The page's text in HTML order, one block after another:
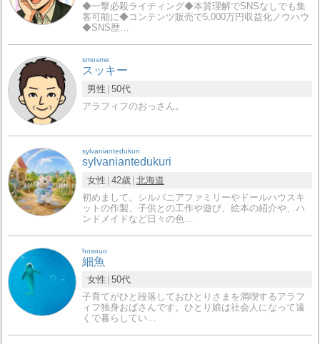
◆一撃必殺ライティング◆本質理解でSNSなしでも集
客可能に◆コンテンツ販売で5,000万円収益化ノウハウ
◆SNS歴…
smosme
スッキー
男性 50代
アラフィフのおっさん。
sylvaniantedukuri
sylvaniantedukuri
女性 42歳 北海道
初めまして。シルバニアファミリーやドールハウスキ
ットの作製、子供との工作や遊び、絵本の紹介や、ハ
ンドメイドなど日々の色…
hosouo
細魚
女性 50代
子育てがひと段落しておひとりさまを満喫するアラフ
ィフ独身おばさんです。ひとり娘は社会人になって遠
くで暮らしてい…